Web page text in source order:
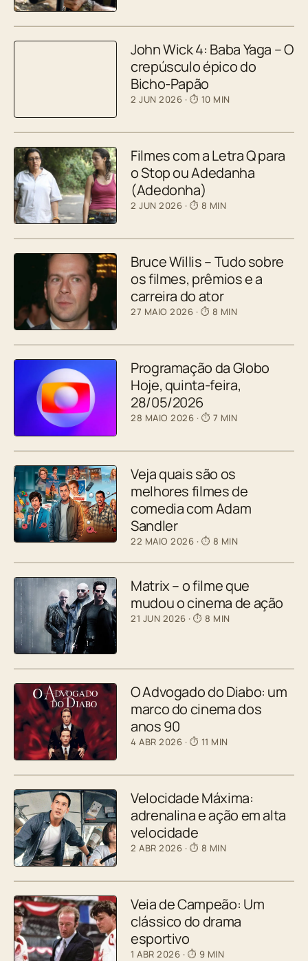
John Wick 4: Baba Yaga – O
crepúsculo épico do
Bicho-Papão
2 JUN 2026 · ⏱ 10 MIN
Filmes com a Letra Q para
o Stop ou Adedanha
(Adedonha)
2 JUN 2026 · ⏱ 8 MIN
Bruce Willis – Tudo sobre
os filmes, prêmios e a
carreira do ator
27 MAIO 2026 · ⏱ 8 MIN
Programação da Globo
Hoje, quinta-feira,
28/05/2026
28 MAIO 2026 · ⏱ 7 MIN
Veja quais são os
melhores filmes de
comedia com Adam
Sandler
22 MAIO 2026 · ⏱ 8 MIN
Matrix – o filme que
mudou o cinema de ação
21 JUN 2026 · ⏱ 8 MIN
O Advogado do Diabo: um
marco do cinema dos
anos 90
4 ABR 2026 · ⏱ 11 MIN
Velocidade Máxima:
adrenalina e ação em alta
velocidade
2 ABR 2026 · ⏱ 8 MIN
Veia de Campeão: Um
clássico do drama
esportivo
1 ABR 2026 · ⏱ 9 MIN